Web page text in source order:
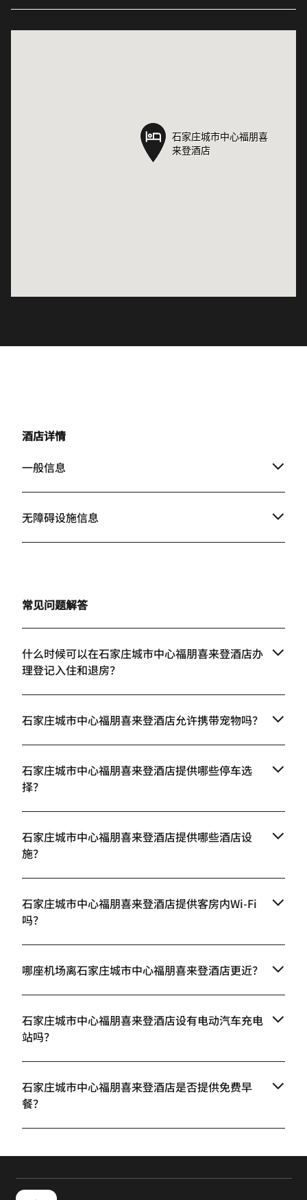
石家庄城市中心福朋喜
来登酒店
石家庄城市中心福朋喜
来登酒店
酒店详情
一般信息
无障碍设施信息
常见问题解答
什么时候可以在石家庄城市中心福朋喜来登酒店办
理登记入住和退房？
石家庄城市中心福朋喜来登酒店允许携带宠物吗？
石家庄城市中心福朋喜来登酒店提供哪些停车选
择？
石家庄城市中心福朋喜来登酒店提供哪些酒店设
施？
石家庄城市中心福朋喜来登酒店提供客房内Wi-Fi
吗？
哪座机场离石家庄城市中心福朋喜来登酒店更近？
石家庄城市中心福朋喜来登酒店设有电动汽车充电
站吗？
石家庄城市中心福朋喜来登酒店是否提供免费早
餐？